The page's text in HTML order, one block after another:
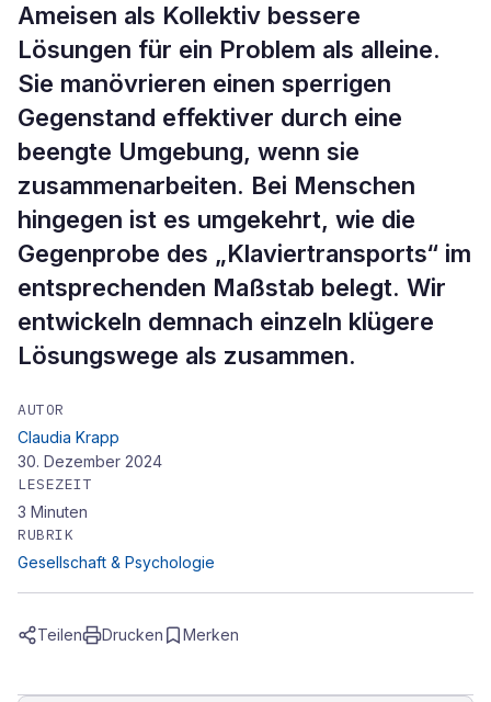
Ameisen als Kollektiv bessere
Lösungen für ein Problem als alleine.
Sie manövrieren einen sperrigen
Gegenstand effektiver durch eine
beengte Umgebung, wenn sie
zusammenarbeiten. Bei Menschen
hingegen ist es umgekehrt, wie die
Gegenprobe des „Klaviertransports“ im
entsprechenden Maßstab belegt. Wir
entwickeln demnach einzeln klügere
Lösungswege als zusammen.
AUTOR
Claudia Krapp
30. Dezember 2024
LESEZEIT
3 Minuten
RUBRIK
Gesellschaft & Psychologie
Teilen Drucken Merken